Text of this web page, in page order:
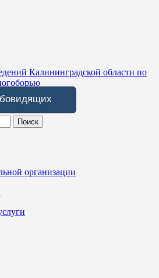
Калининградской области по
организации